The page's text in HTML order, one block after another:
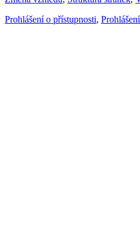
Prohlášení o přístupnosti,